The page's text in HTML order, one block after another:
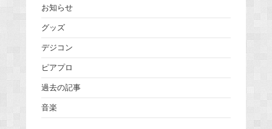
お知らせ
グッズ
デジコン
ピアプロ
過去の記事
音楽